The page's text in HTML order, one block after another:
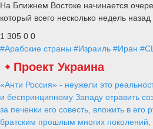
На Ближнем Востоке начинается
который всего несколько недель
1 305 0 0
#Арабские страны #Израиль #Иран
Проект Украина
«Анти Россия» - неужели это
и беспринципному Западу отравить
за печенки его совесть, вложить в
братским прошлым многих